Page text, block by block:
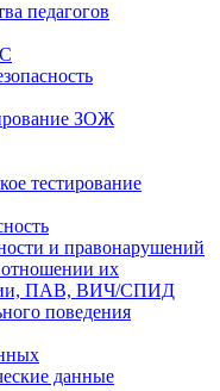
педагогов
ЗОЖ
тестирование
и правонарушений
их
ПАВ, ВИЧ/СПИД
поведения
данные